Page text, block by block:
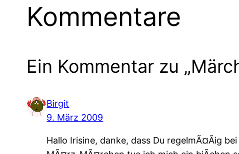
Kommentare
Ein Kommentar zu
Birgit
9. März 2009
Hallo Irisine, danke, dass Du regelmÃ¤Ãig